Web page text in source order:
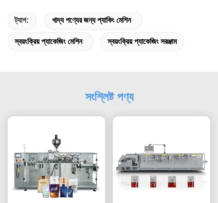
ট্যাগ: খাদ্য পণ্যের জন্য প্যাকিং মেশিন
স্বয়ংক্রিয় প্যাকেজিং মেশিন স্বয়ংক্রিয় প্যাকেজিং সরঞ্জাম
সংশ্লিষ্ট পণ্য